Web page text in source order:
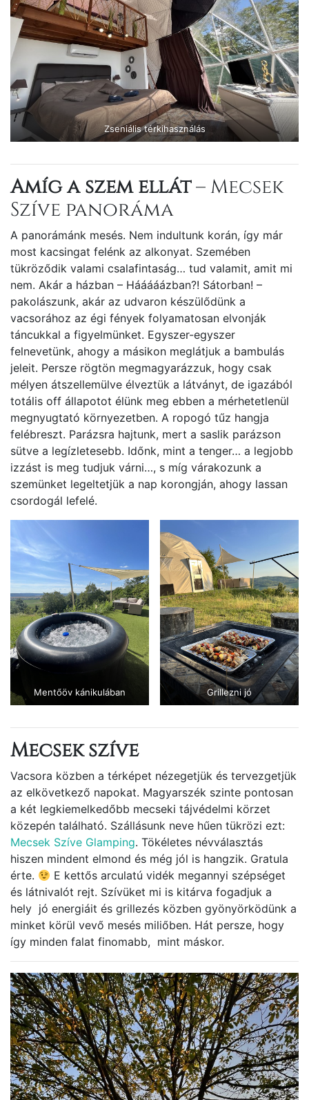
Zseniális térkihasználás
Amíg a szem ellát– Mecsek
Szíve panoráma
A panorámánk mesés. Nem indultunk korán, így már
most kacsingat felénk az alkonyat. Szemében
tükröződik valami csalafintaság… tud valamit, amit mi
nem. Akár a házban – Hááááázban?! Sátorban! –
pakolászunk, akár az udvaron készülődünk a
vacsorához az égi fények folyamatosan elvonják
táncukkal a figyelmünket. Egyszer-egyszer
felnevetünk, ahogy a másikon meglátjuk a bambulás
jeleit. Persze rögtön megmagyarázzuk, hogy csak
mélyen átszellemülve élveztük a látványt, de igazából
totális off állapotot élünk meg ebben a mérhetetlenül
megnyugtató környezetben. A ropogó tűz hangja
felébreszt. Parázsra hajtunk, mert a saslik parázson
sütve a legízletesebb. Időnk, mint a tenger… a legjobb
izzást is meg tudjuk várni…, s míg várakozunk a
szemünket legeltetjük a nap korongján, ahogy lassan
csordogál lefelé.
Mentőöv kánikulában Grillezni jó
Mecsek szíve
Vacsora közben a térképet nézegetjük és tervezgetjük
az elkövetkező napokat. Magyarszék szinte pontosan
a két legkiemelkedőbb mecseki tájvédelmi körzet
közepén található. Szállásunk neve hűen tükrözi ezt:
Mecsek Szíve Glamping. Tökéletes névválasztás
hiszen mindent elmond és még jól is hangzik. Gratula
érte.
E kettős arculatú vidék megannyi szépséget
és látnivalót rejt. Szívüket mi is kitárva fogadjuk a
hely jó energiáit és grillezés közben gyönyörködünk a
minket körül vevő mesés miliőben. Hát persze, hogy
így minden falat finomabb, mint máskor.